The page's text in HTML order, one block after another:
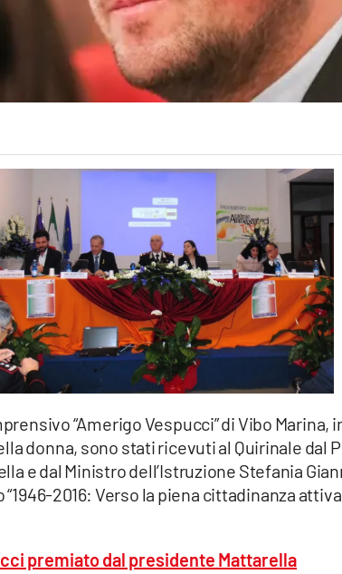
“Amerigo Vespucci” di Vibo Marina,
donna, sono stati ricevuti al Quirinale dal
e dal Ministro dell’Istruzione Stefania
2016: Verso la piena cittadinanza
premiato dal presidente Mattarella